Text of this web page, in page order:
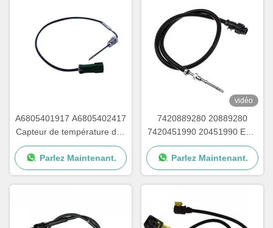
A6805401917 A6805402417
Capteur de température des
gaz d'échappement pour le
cargo Detroit
Parlez Maintenant.
vidéo
7420889280 20889280
7420451990 20451990 EGT
Capteur de température des
gaz d'échappement des
camions DEUTZ
Parlez Maintenant.